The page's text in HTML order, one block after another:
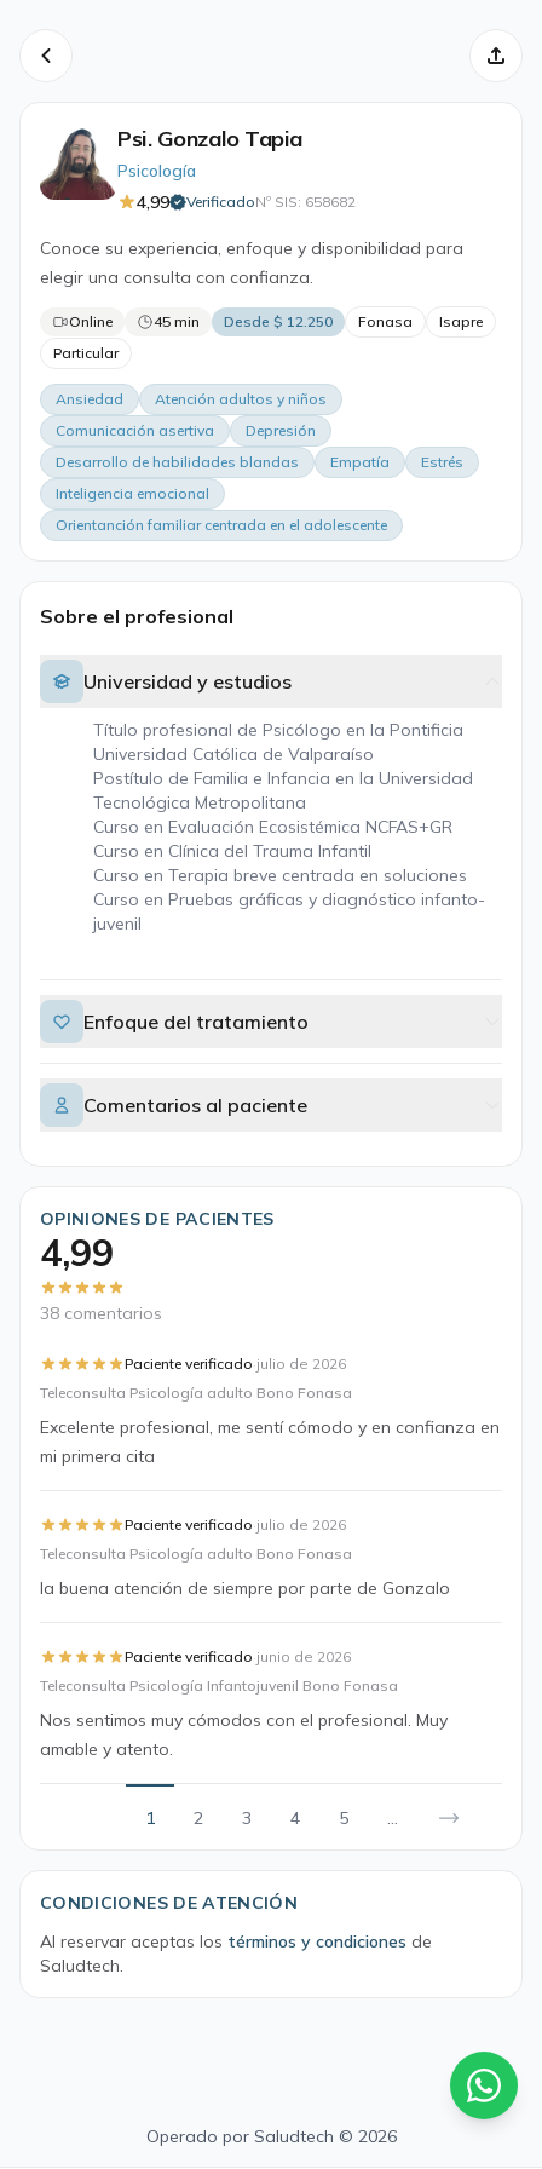
Psi. Gonzalo Tapia
Psicología
4,99
VerificadoNº SIS: 658682·
Conoce su experiencia, enfoque y disponibilidad para
elegir una consulta con confianza.
Online 45 min Desde $ 12.250 Fonasa
Isapre
Particular
Ansiedad
Atención adultos y niños
Comunicación asertiva
Depresión
Desarrollo de habilidades blandas
Empatía
Estrés
Inteligencia emocional
Orientanción familiar centrada en el adolescente
Sobre el profesional
Universidad y estudios
Título profesional de Psicólogo en la Pontificia
Universidad Católica de Valparaíso
Postítulo de Familia e Infancia en la Universidad
Tecnológica Metropolitana
Curso en Evaluación Ecosistémica NCFAS+GR
Curso en Clínica del Trauma Infantil
Curso en Terapia breve centrada en soluciones
Curso en Pruebas gráficas y diagnóstico infanto-
juvenil
Enfoque del tratamiento
Comentarios al paciente
OPINIONES DE PACIENTES
4,99
38 comentarios
Paciente verificado·julio de 2026
Teleconsulta Psicología adulto Bono Fonasa
Excelente profesional, me sentí cómodo y en confianza en
mi primera cita
Paciente verificado·julio de 2026
Teleconsulta Psicología adulto Bono Fonasa
la buena atención de siempre por parte de Gonzalo
Paciente verificado·junio de 2026
Teleconsulta Psicología Infantojuvenil Bono Fonasa
Nos sentimos muy cómodos con el profesional. Muy
amable y atento.
1 2 3 4 5 ...
CONDICIONES DE ATENCIÓN
Al reservar aceptas los términos y condiciones de
Saludtech.
Operado por Saludtech © 2026